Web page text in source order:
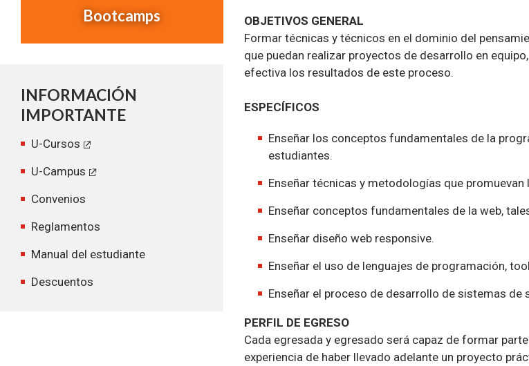
Bootcamps
INFORMACIÓN
IMPORTANTE
U-Cursos
U-Campus
Convenios
Reglamentos
Manual del estudiante
Descuentos
OBJETIVOS GENERAL
Formar técnicas y técnicos en el dominio del
que puedan realizar proyectos de desarrollo en
efectiva los resultados de este proceso.
ESPECÍFICOS
Enseñar los conceptos fundamentales de la
estudiantes.
Enseñar técnicas y metodologías que
Enseñar conceptos fundamentales de la web,
Enseñar diseño web responsive.
Enseñar el uso de lenguajes de programación,
Enseñar el proceso de desarrollo de sistemas
PERFIL DE EGRESO
Cada egresada y egresado será capaz de formar
experiencia de haber llevado adelante un proyecto